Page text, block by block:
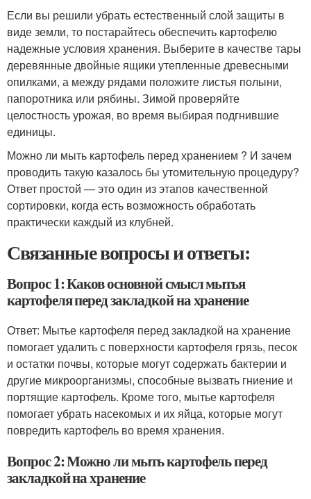
Если вы решили убрать естественный слой защиты в
виде земли, то постарайтесь обеспечить картофелю
надежные условия хранения. Выберите в качестве тары
деревянные двойные ящики утепленные древесными
опилками, а между рядами положите листья полыни,
папоротника или рябины. Зимой проверяйте
целостность урожая, во время выбирая подгнившие
единицы.
Можно ли мыть картофель перед хранением ? И зачем
проводить такую казалось бы утомительную процедуру?
Ответ простой — это один из этапов качественной
сортировки, когда есть возможность обработать
практически каждый из клубней.
Связанные вопросы и ответы:
Вопрос 1: Каков основной смысл мытья
картофеля перед закладкой на хранение
Ответ: Мытье картофеля перед закладкой на хранение
помогает удалить с поверхности картофеля грязь, песок
и остатки почвы, которые могут содержать бактерии и
другие микроорганизмы, способные вызвать гниение и
портящие картофель. Кроме того, мытье картофеля
помогает убрать насекомых и их яйца, которые могут
повредить картофель во время хранения.
Вопрос 2: Можно ли мыть картофель перед
закладкой на хранение